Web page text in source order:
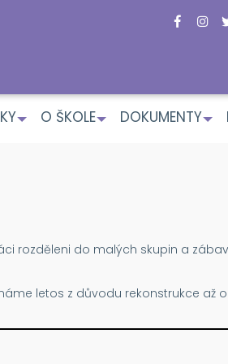
+ +
O ŠKOLE +
DOKUMENTY
rozděleni do malých skupin a
letos z důvodu rekonstrukce až